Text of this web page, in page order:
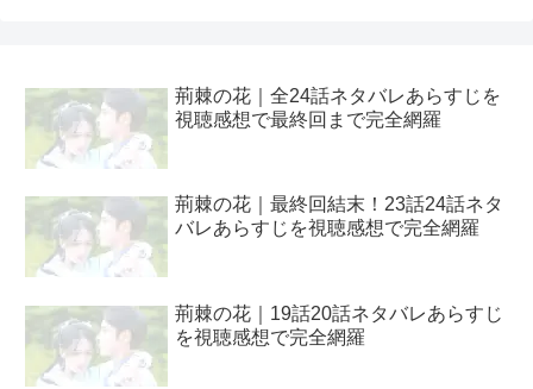
荊棘の花｜全24話ネタバレあらすじを
視聴感想で最終回まで完全網羅
荊棘の花｜最終回結末！23話24話ネタ
バレあらすじを視聴感想で完全網羅
荊棘の花｜19話20話ネタバレあらすじ
を視聴感想で完全網羅